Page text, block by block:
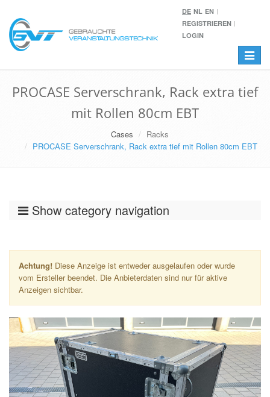
DE NL EN
REGISTRIEREN
LOGIN
Toggle
PROCASE Serverschrank, Rack extra tief
mit Rollen 80cm EBT
Cases
Racks
PROCASE Serverschrank, Rack extra tief mit Rollen 80cm EBT
Show category navigation
Achtung! Diese Anzeige ist entweder ausgelaufen oder wurde
vom Ersteller beendet. Die Anbieterdaten sind nur für aktive
Anzeigen sichtbar.